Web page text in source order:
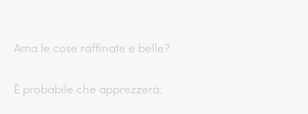
Ama le cose raffinate e belle?
È probabile che apprezzerà: